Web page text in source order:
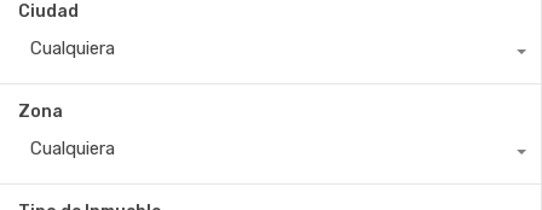
Ciudad
Cualquiera
Zona
Cualquiera